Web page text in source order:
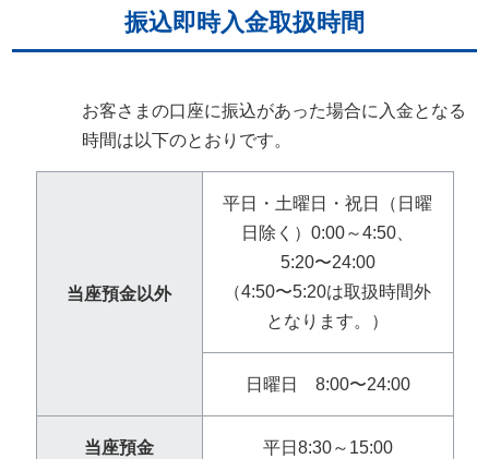
振込即時入金取扱時間
お客さまの口座に振込があった場合に入金となる
時間は以下のとおりです。
当座預金以外
平日・土曜日・祝日（日曜
日除く）0:00～4:50、
5:20〜24:00
（4:50〜5:20は取扱時間外
となります。）
日曜日 8:00〜24:00
当座預金 平日8:30～15:00